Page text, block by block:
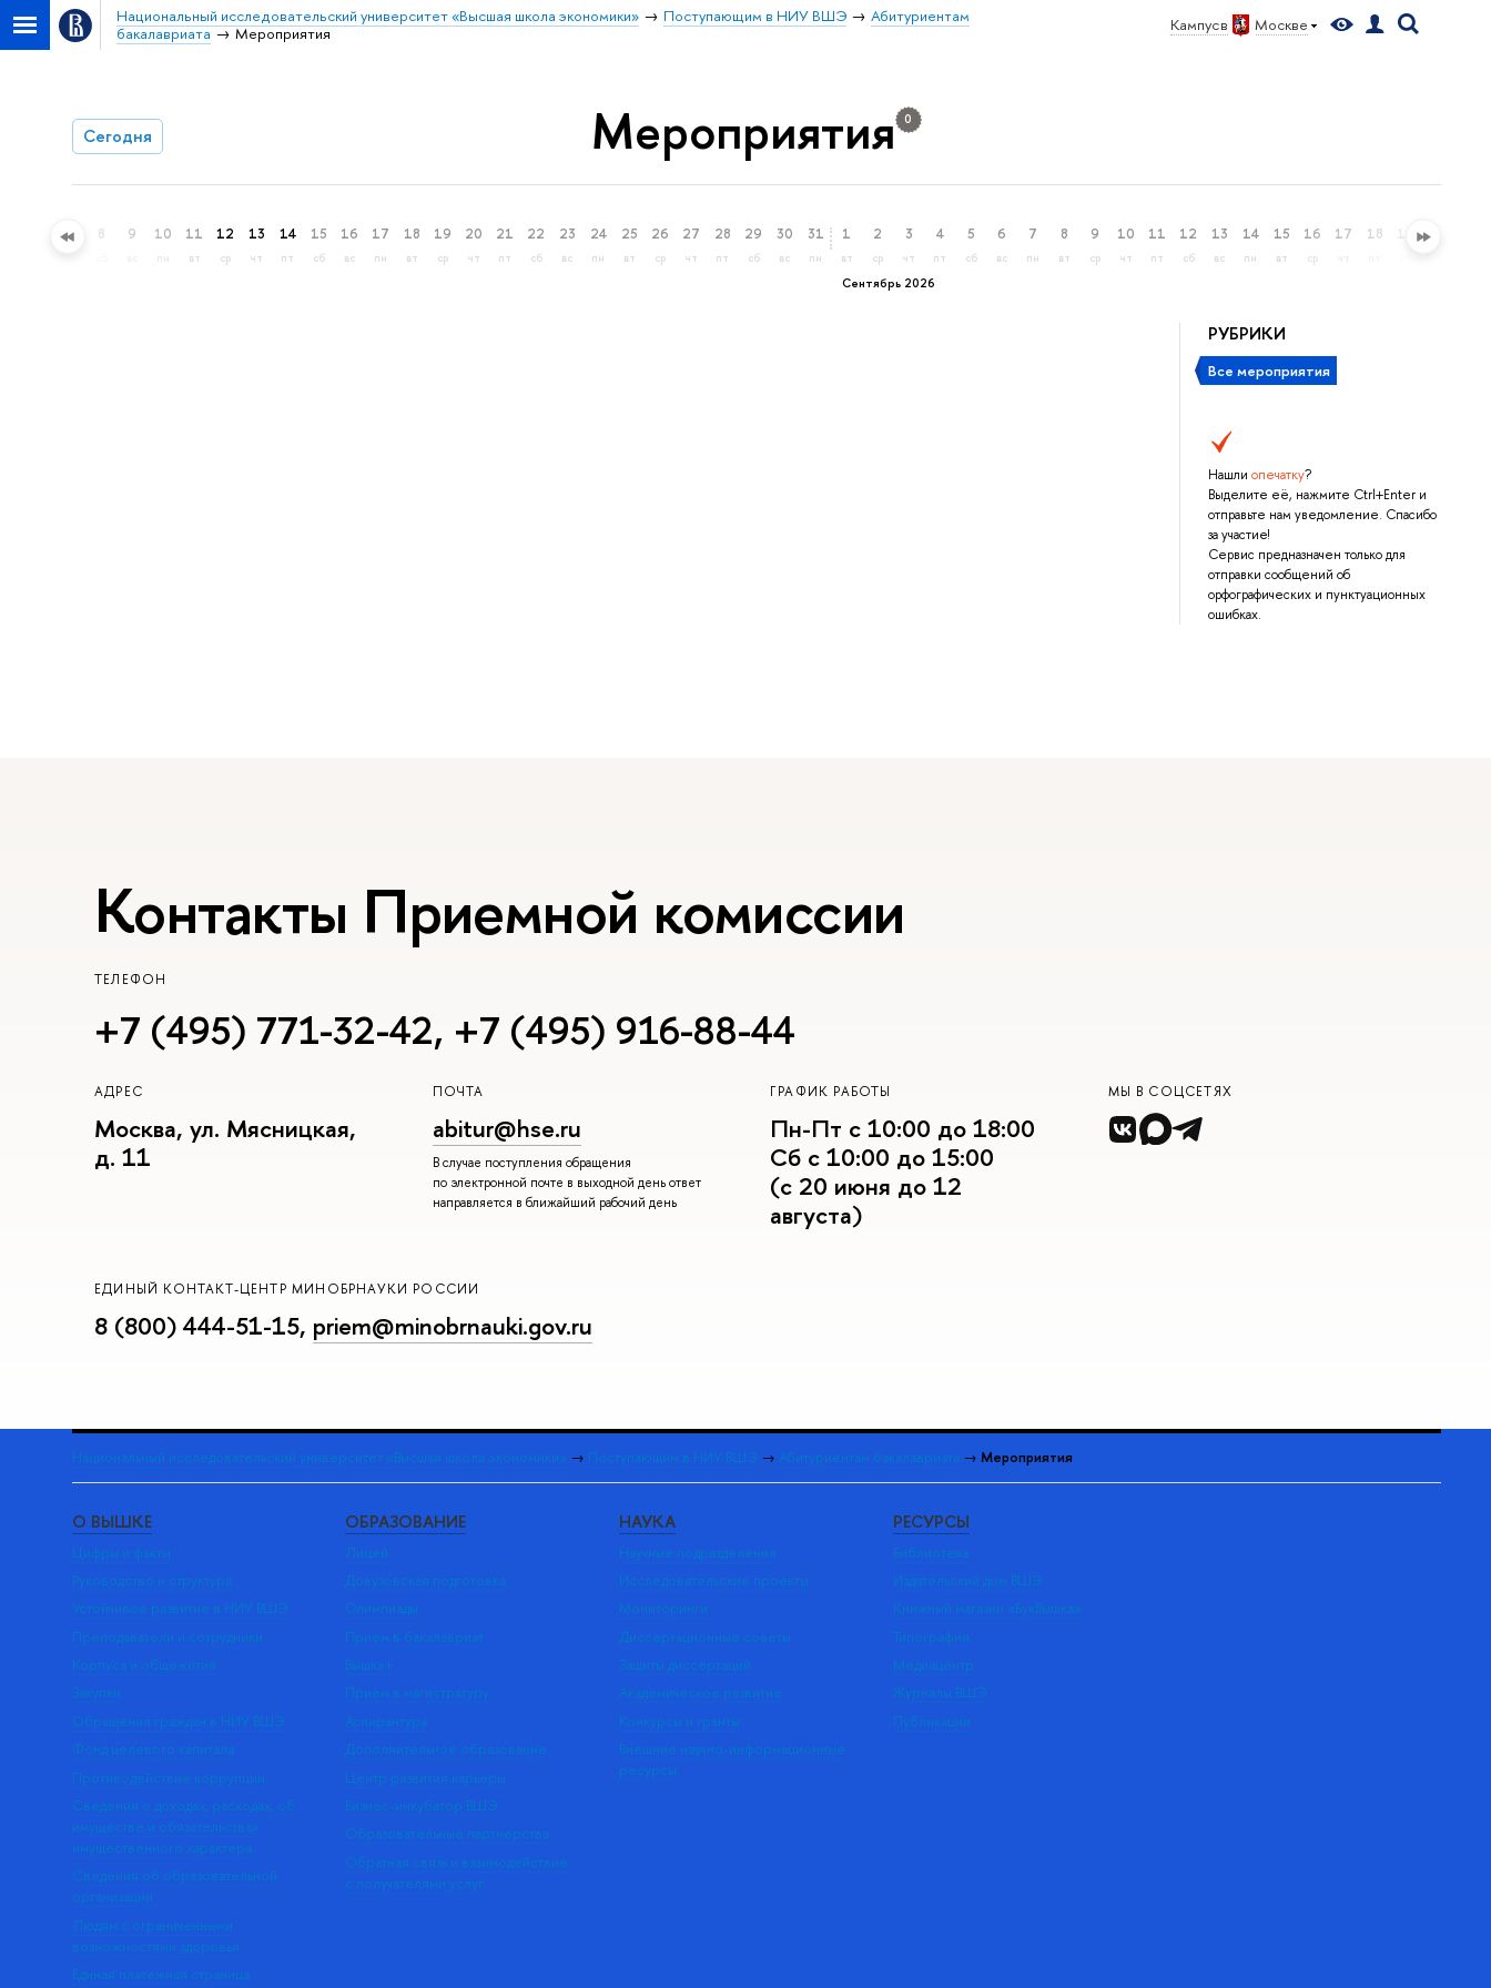
Кампус в Москве
Национальный исследовательский университет «Высшая школа экономики» Поступающим в НИУ ВШЭ
Абитуриентам
бакалавриата
Мероприятия
Сегодня Мероприятия 0
7 8 9 10
пн
11
вт
12
ср
13
чт
14
пт
15
сб
16
вс
17
пн
18
вт
19
ср
20
чт
21
пт
22
сб
23
вс
24
пн
25
вт
26
ср
27
чт
28
пт
29
сб
30
вс
31
пн
Сентябрь 2026
1
вт
2
ср
3
чт
4
пт
5
сб
6
вс
7
пн
8
вт
9
ср
10
чт
11
пт
12
сб
13
вс
14
пн
15
вт
16
ср
17 18 20
РУБРИКИ
Все мероприятия
Нашли опечатку?
Выделите её, нажмите Ctrl+Enter и
отправьте нам уведомление. Спасибо
за участие!
Сервис предназначен только для
отправки сообщений об
орфографических и пунктуационных
ошибках.
Контакты Приемной комиссии
ТЕЛЕФОН
+7 (495) 771-32-42, +7 (495) 916-88-44
АДРЕС
Москва, ул. Мясницкая,
д. 11
ПОЧТА
abitur@hse.ru
В случае поступления обращения
по электронной почте в выходной день ответ
направляется в ближайший рабочий день
ГРАФИК РАБОТЫ
Пн-Пт с 10:00 до 18:00
Сб с 10:00 до 15:00
(с 20 июня до 12
августа)
МЫ В СОЦСЕТЯХ
ЕДИНЫЙ КОНТАКТ-ЦЕНТР МИНОБРНАУКИ РОССИИ
8 (800) 444-51-15, priem@minobrnauki.gov.ru
Национальный исследовательский университет «Высшая школа экономики» → Поступающим в НИУ ВШЭ → Абитуриентам бакалавриата → Мероприятия
О ВЫШКЕ
Цифры и факты
Руководство и структура
Устойчивое развитие в НИУ ВШЭ
Преподаватели и сотрудники
Корпуса и общежития
Закупки
Обращения граждан в НИУ ВШЭ
Фонд целевого капитала
Противодействие коррупции
Сведения о доходах, расходах, об
имуществе и обязательствах
имущественного характера
Сведения об образовательной
организации
Людям с ограниченными
возможностями здоровья
Единая платежная страница
ОБРАЗОВАНИЕ
Лицей
Довузовская подготовка
Олимпиады
Прием в бакалавриат
Вышка+
Прием в магистратуру
Аспирантура
Дополнительное образование
Центр развития карьеры
Бизнес-инкубатор ВШЭ
Образовательные партнерства
Обратная связь и взаимодействие
с получателями услуг
НАУКА
Научные подразделения
Исследовательские проекты
Мониторинги
Диссертационные советы
Защиты диссертаций
Академическое развитие
Конкурсы и гранты
Внешние научно-информационные
ресурсы
РЕСУРСЫ
Библиотека
Издательский дом ВШЭ
Книжный магазин «БукВышка»
Типография
Медиацентр
Журналы ВШЭ
Публикации